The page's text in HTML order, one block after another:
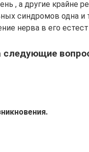
, а другие крайне
синдромов одна и
нерва в его
следующие